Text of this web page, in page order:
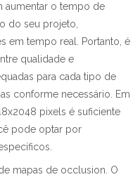
aumentar o tempo de
do seu projeto,
em tempo real. Portanto, é
qualidade e
para cada tipo de
conforme necessário. Em
pixels é suficiente
pode optar por
mapas de occlusion. O